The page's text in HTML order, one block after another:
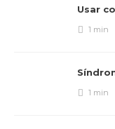
Usar
1 min
1 min